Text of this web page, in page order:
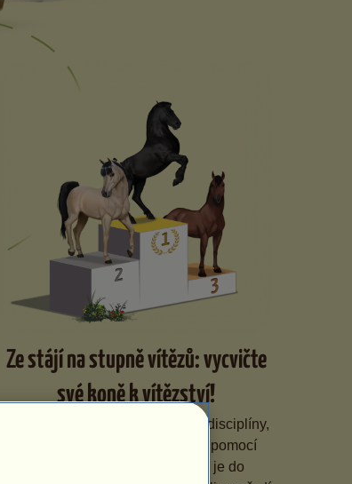
Ze stájí na stupně vítězů: vycvičte
své koně k vítězství!
Specializujte své koně na různé disciplíny,
zdokonalujte jejich dovednosti pomocí
tréninku na míru a přihlašujte je do